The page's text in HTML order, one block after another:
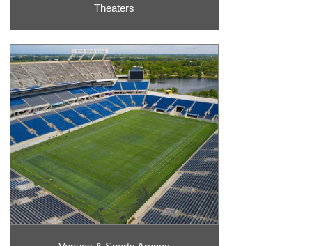
Theaters